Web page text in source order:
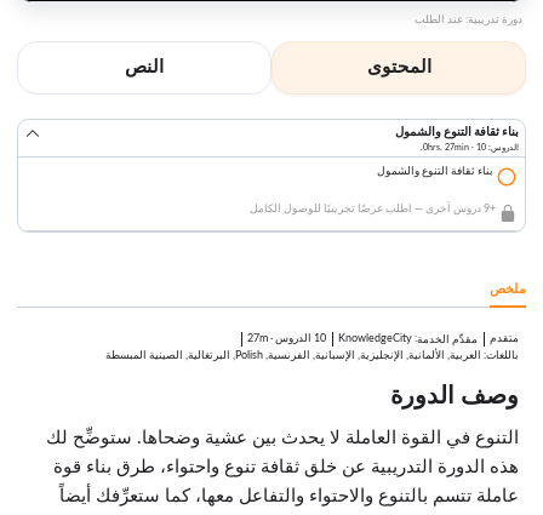
دورة تدريبية: عند الطلب
المحتوى النص
بناء ثقافة التنوع والشمول
الدروس: 10 · 0hrs. 27min.
بناء ثقافة التنوع والشمول
+9 دروس أخرى — اطلب عرضًا تجريبيًا للوصول الكامل
ملخص
متقدم مقدِّم الخدمة:
KnowledgeCity 10 الدروس ·
27m
باللغات: العربية, الألمانية, الإنجليزية, الإسبانية, الفرنسية, Polish, البرتغالية, الصينية المبسطة
وصف الدورة
التنوع في القوة العاملة لا يحدث بين عشية وضحاها. ستوضِّح لك
هذه الدورة التدريبية عن خلق ثقافة تنوع واحتواء، طرق بناء قوة
عاملة تتسم بالتنوع والاحتواء والتفاعل معها، كما ستعرِّفك أيضاً